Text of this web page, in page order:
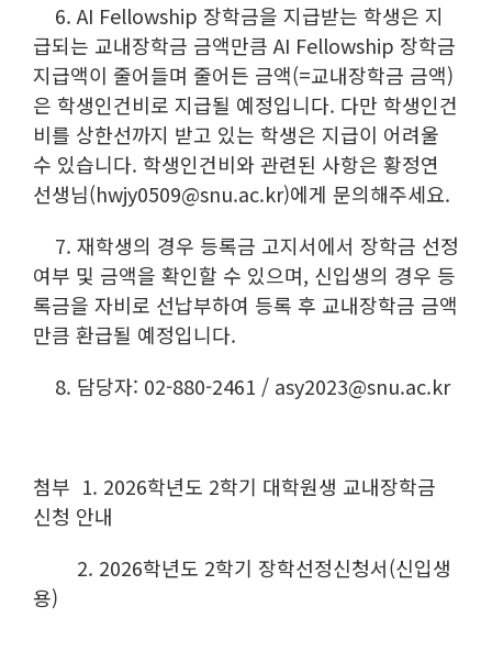
6. AI Fellowship 장학금을 지급받는 학생은 지
급되는 교내장학금 금액만큼 AI Fellowship 장학금
지급액이 줄어들며 줄어든 금액(=교내장학금 금액)
은 학생인건비로 지급될 예정입니다. 다만 학생인건
비를 상한선까지 받고 있는 학생은 지급이 어려울
수 있습니다. 학생인건비와 관련된 사항은 황정연
선생님(hwjy0509@snu.ac.kr)에게 문의해주세요.
7. 재학생의 경우 등록금 고지서에서 장학금 선정
여부 및 금액을 확인할 수 있으며, 신입생의 경우 등
록금을 자비로 선납부하여 등록 후 교내장학금 금액
만큼 환급될 예정입니다.
8. 담당자: 02-880-2461 / asy2023@snu.ac.kr
첨부 1. 2026학년도 2학기 대학원생 교내장학금
신청 안내
2. 2026학년도 2학기 장학선정신청서(신입생
용)